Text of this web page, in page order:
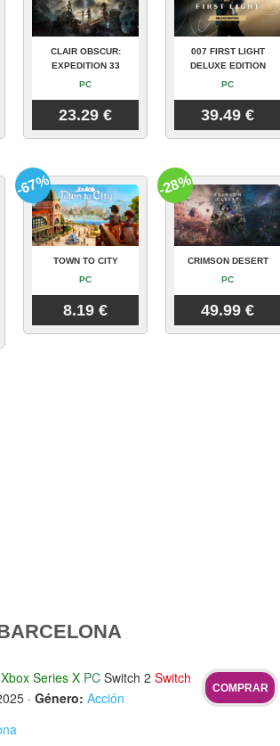
CLAIR OBSCUR:
EXPEDITION 33
PC
23.29 €
007 FIRST LIGHT
DELUXE EDITION
PC
39.49 €
TOWN TO CITY
PC
8.19 €
-67%
CRIMSON DESERT
PC
49.99 €
-28%
Xbox Series X PC Switch 2 Switch
· Género: Acción
COMPRAR